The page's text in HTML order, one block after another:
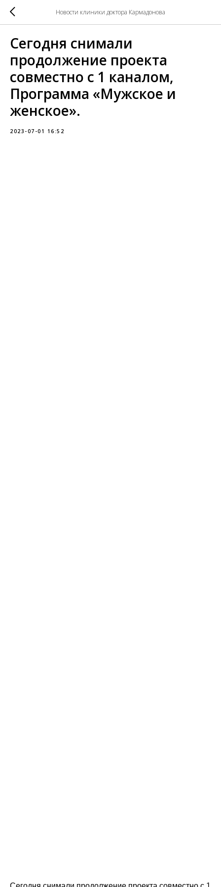
Новости клиники доктора Кармадонова
Сегодня снимали
продолжение проекта
совместно с 1 каналом,
Программа «Мужское и
женское».
2023-07-01 16:52